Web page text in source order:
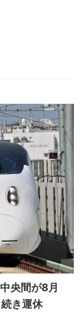
央間が8月
き運休